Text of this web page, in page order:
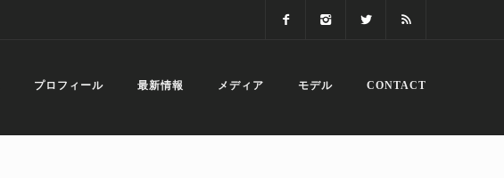
プロフィール 最新情報 メディア モデル CONTACT